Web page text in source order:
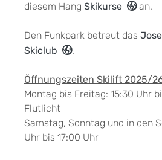
diesem Hang Skikurse an.
Den Funkpark betreut das
Skiclub
.
Öffnungszeiten Skilift 2025/
Montag bis Freitag: 15:30 Uhr
Flutlicht
Samstag, Sonntag und in den
Uhr bis 17:00 Uhr